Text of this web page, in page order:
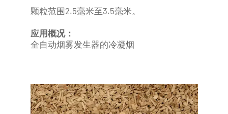
颗粒范围2.5毫米至3.5毫米。
应用概况：
全自动烟雾发生器的冷凝烟